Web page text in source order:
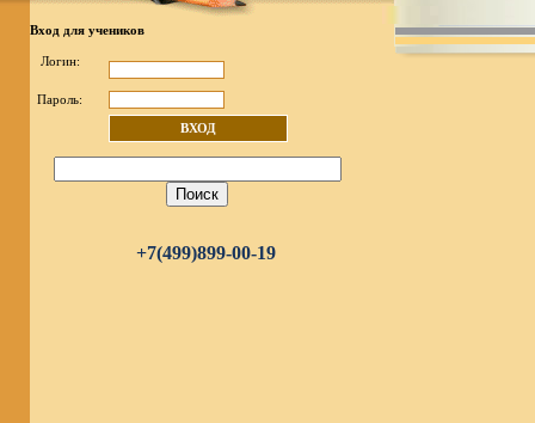
Вход для учеников
Логин:
Пароль:
ВХОД
+7(499)899-00-19